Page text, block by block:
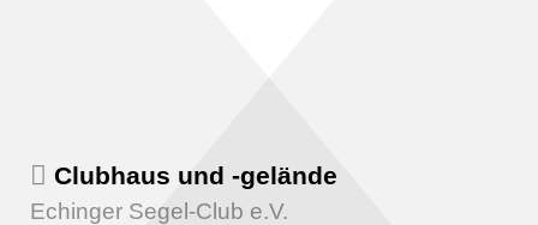
Clubhaus und -gelände
Echinger Segel-Club e.V.